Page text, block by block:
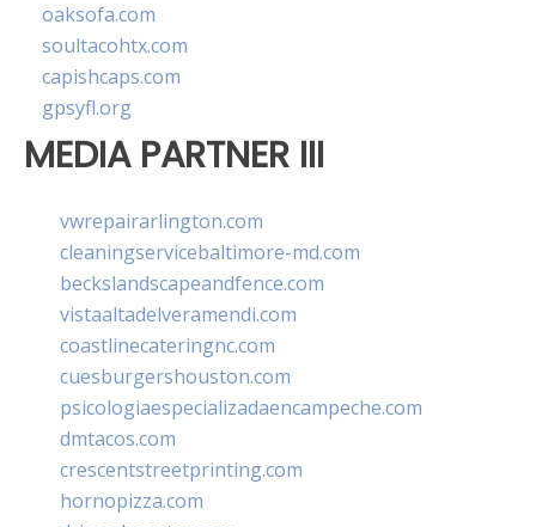
oaksofa.com
soultacohtx.com
capishcaps.com
gpsyfl.org
MEDIA PARTNER III
vwrepairarlington.com
cleaningservicebaltimore-md.com
beckslandscapeandfence.com
vistaaltadelveramendi.com
coastlinecateringnc.com
cuesburgershouston.com
psicologiaespecializadaencampeche.com
dmtacos.com
crescentstreetprinting.com
hornopizza.com